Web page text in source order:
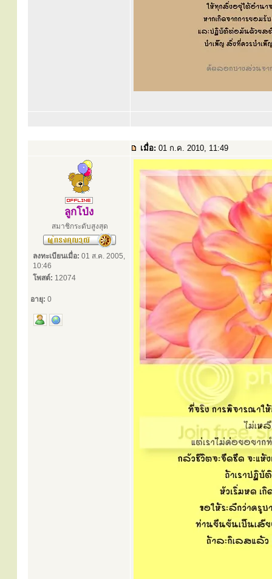
เมื่อ: 01 ก.ค. 2010, 11:49
ลูกโป่ง
สมาชิกระดับสูงสุด
ลงทะเบียนเมื่อ: 01 ส.ค. 2005,
10:46
โพสต์: 12074
อายุ: 0